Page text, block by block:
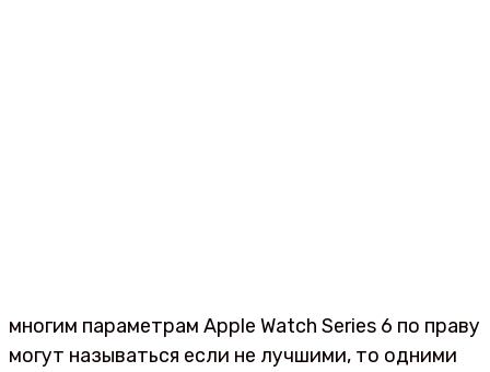
многим параметрам Apple Watch Series 6 по праву
могут называться если не лучшими, то одними